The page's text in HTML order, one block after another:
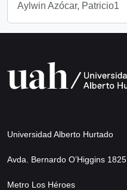
Aylwin Azócar, Patricio1
Universidad Alberto Hurtado
Avda. Bernardo O’Higgins 1825
Metro Los Héroes